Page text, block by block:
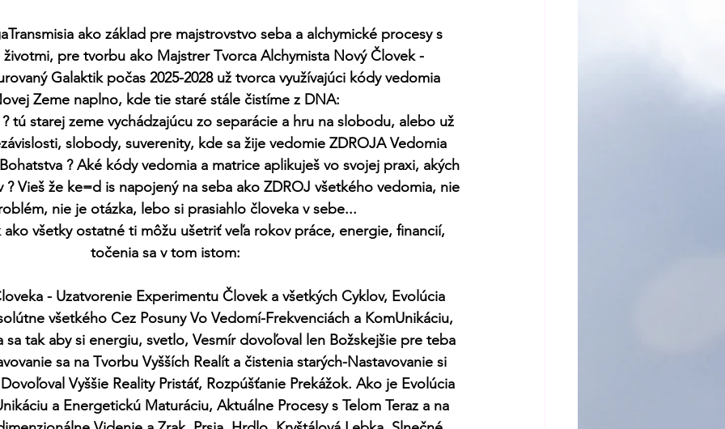
ako základ pre majstrovstvo seba a alchymické procesy s
pre tvorbu ako Majstrer Tvorca Alchymista Nový Človek -
Galaktik počas 2025-2028 už tvorca využívajúci kódy vedomia
Zeme naplno, kde tie staré stále čistíme z DNA:
tú starej zeme vychádzajúcu zo separácie a hru na slobodu, alebo už
slobody, suverenity, kde sa žije vedomie ZDROJA Vedomia
? Aké kódy vedomia a matrice aplikuješ vo svojej praxi, akých
Vieš že ke=d is napojený na seba ako ZDROJ všetkého vedomia, nie
nie je otázka, lebo si prasiahlo človeka v sebe...
ako všetky ostatné ti môžu ušetriť veľa rokov práce, energie, financií,
točenia sa v tom istom:
- Uzatvorenie Experimentu Človek a všetkých Cyklov, Evolúcia
všetkého Cez Posuny Vo Vedomí-Frekvenciách a KomUnikáciu,
sa tak aby si energiu, svetlo, Vesmír dovoľoval len Božskejšie pre teba
sa na Tvorbu Vyšších Realít a čistenia starých-Nastavovanie si
Vyššie Reality Pristáť, Rozpúšťanie Prekážok. Ako je Evolúcia
a Energetickú Maturáciu, Aktuálne Procesy s Telom Teraz a na